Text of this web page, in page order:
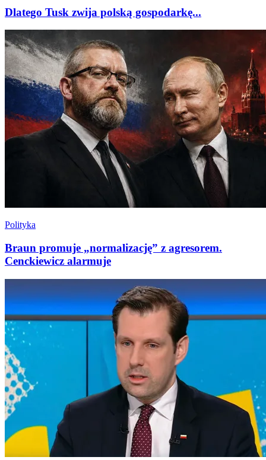
Dlatego Tusk zwija polską gospodarkę...
Polityka
Braun promuje „normalizację” z agresorem.
Cenckiewicz alarmuje